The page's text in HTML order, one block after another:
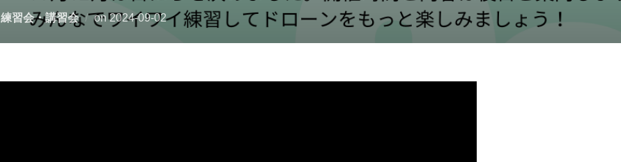
練習会・講習会 on2024-09-02